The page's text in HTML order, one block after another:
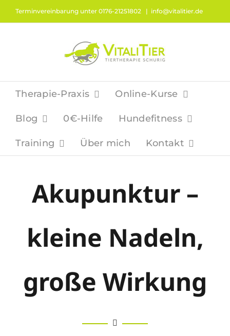
Terminvereinbarung unter 0176-21251802 | info@vitalitier.de
Therapie-Praxis Online-Kurse
Blog 0€-Hilfe Hundefitness
Training Über mich Kontakt
Akupunktur –
kleine Nadeln,
große Wirkung